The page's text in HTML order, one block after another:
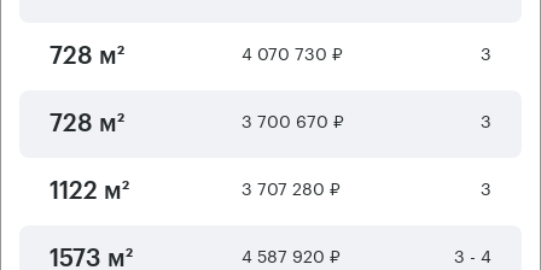
728 м² 4 070 730 ₽ 3
728 м² 3 700 670 ₽ 3
1122 м² 3 707 280 ₽ 3
1573 м² 4 587 920 ₽ 3 - 4